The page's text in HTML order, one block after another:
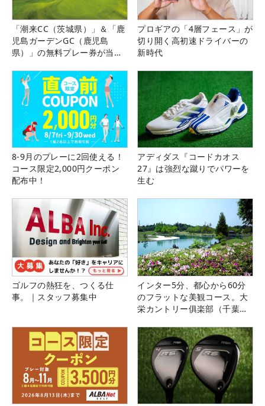
「潮来CC（茨城県）」＆「鹿
児島ガーデンGC（鹿児島
県）」の無料プレー券が当た
プロギアの「4層フェース」が
切り開く高初速ドライバーの
新時代
8-9月のプレーに2回使える！
コース限定2,000円クーポン
配布中！
アディダス『コードカオス
27』は強烈な蹴りでパワーを
生む
ゴルフの熱狂を、つくる仕
事。｜スタッフ募集中
インター5分、都心から60分
のフラットな美観コース。大
栄カントリー俱楽部（千葉